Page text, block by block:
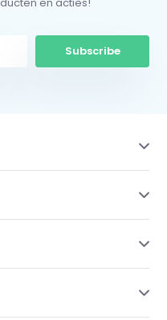
en acties!
Subscribe